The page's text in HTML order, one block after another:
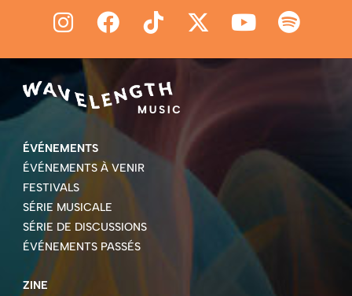
ÉVÉNEMENTS
ÉVÉNEMENTS À VENIR
FESTIVALS
SÉRIE MUSICALE
SÉRIE DE DISCUSSIONS
ÉVÉNEMENTS PASSÉS
ZINE